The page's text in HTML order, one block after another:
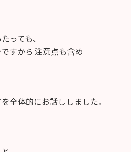
っても、
すから 注意点も含め
全体的にお話ししました。